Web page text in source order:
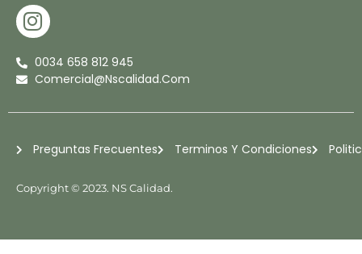
I
N
S
T
G
R
A
M
0034 658 812 945
Comercial@nscalidad.com
Copyright © 2023. NS Calidad.
Preguntas Frecuentes Terminos Y Condiciones